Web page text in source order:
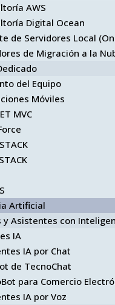
AWS
Digital Ocean
de Servidores Local
de Migración a la
del Equipo
Móviles
MVC
Artificial
y Asistentes con
IA
IA por Chat
de TecnoChat
para Comercio
IA por Voz